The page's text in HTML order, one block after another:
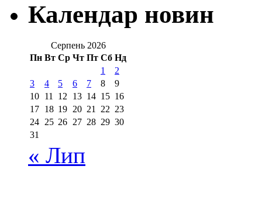
Календар новин
Серпень 2026
Пн Вт Ср Чт Пт Сб Нд
1
2
3
4 5 6 7 8
9
10 11 12 13 14 15 16
17 18 19 20 21 22 23
24 25 26 27 28 29 30
31
« Лип